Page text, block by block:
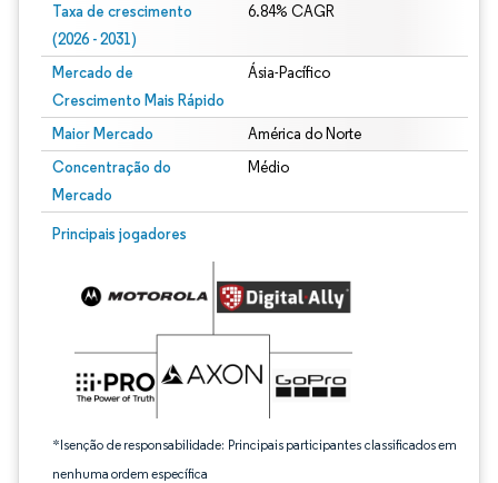
Taxa de crescimento
(2026 - 2031)
6.84% CAGR
Mercado de
Crescimento Mais Rápido
Ásia-Pacífico
Maior Mercado América do Norte
Concentração do
Mercado
Médio
Principais jogadores
*Isenção de responsabilidade: Principais participantes classificados em
nenhuma ordem específica
Imagem © Mordor Intelligence. O reuso requer atribuição conforme CC BY 4.0.